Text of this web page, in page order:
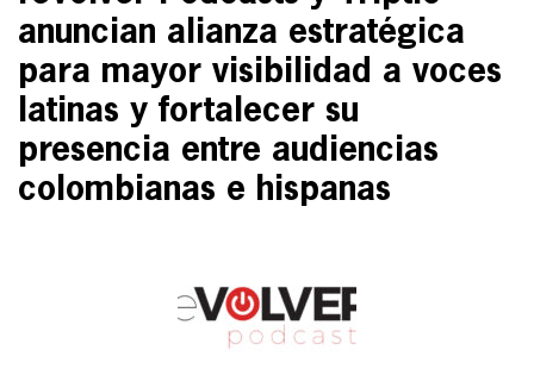
anuncian alianza estratégica
para mayor visibilidad a voces
latinas y fortalecer su
presencia entre audiencias
colombianas e hispanas